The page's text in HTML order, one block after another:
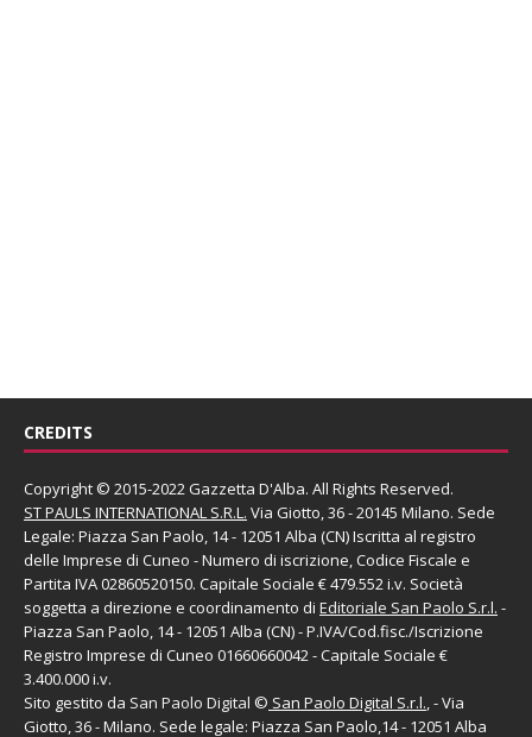
CREDITS
Copyright © 2015-2022 Gazzetta D'Alba. All Rights Reserved.
ST PAULS INTERNATIONAL S.R.L. Via Giotto, 36 - 20145 Milano. Sede
Legale: Piazza San Paolo, 14 - 12051 Alba (CN) Iscritta al registro
delle Imprese di Cuneo - Numero di iscrizione, Codice Fiscale e
Partita IVA 02860520150. Capitale Sociale € 479.552 i.v. Società
soggetta a direzione e coordinamento di Editoriale San Paolo S.r.l. -
Piazza San Paolo, 14 - 12051 Alba (CN) - P.IVA/Cod.fisc./Iscrizione
Registro Imprese di Cuneo 01660660042 - Capitale Sociale €
3.400.000 i.v.
Sito gestito da San Paolo Digital © San Paolo Digital S.r.l., - Via
Giotto, 36 - Milano. Sede legale: Piazza San Paolo,14 - 12051 Alba